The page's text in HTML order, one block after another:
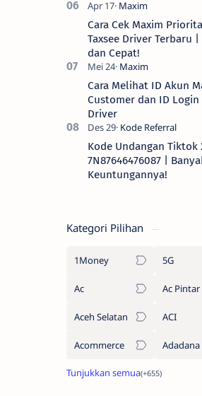
Cara Cek Maxim
Taxsee Driver Terbaru |
dan Cepat!
Cara Melihat ID Akun
Customer dan ID Login
Driver
Kode Undangan Tiktok
7N87646476087 |
Keuntungannya!
Kategori Pilihan
1Money 5G
Ac Ac Pintar
Aceh Selatan ACI
Acommerce Adadana